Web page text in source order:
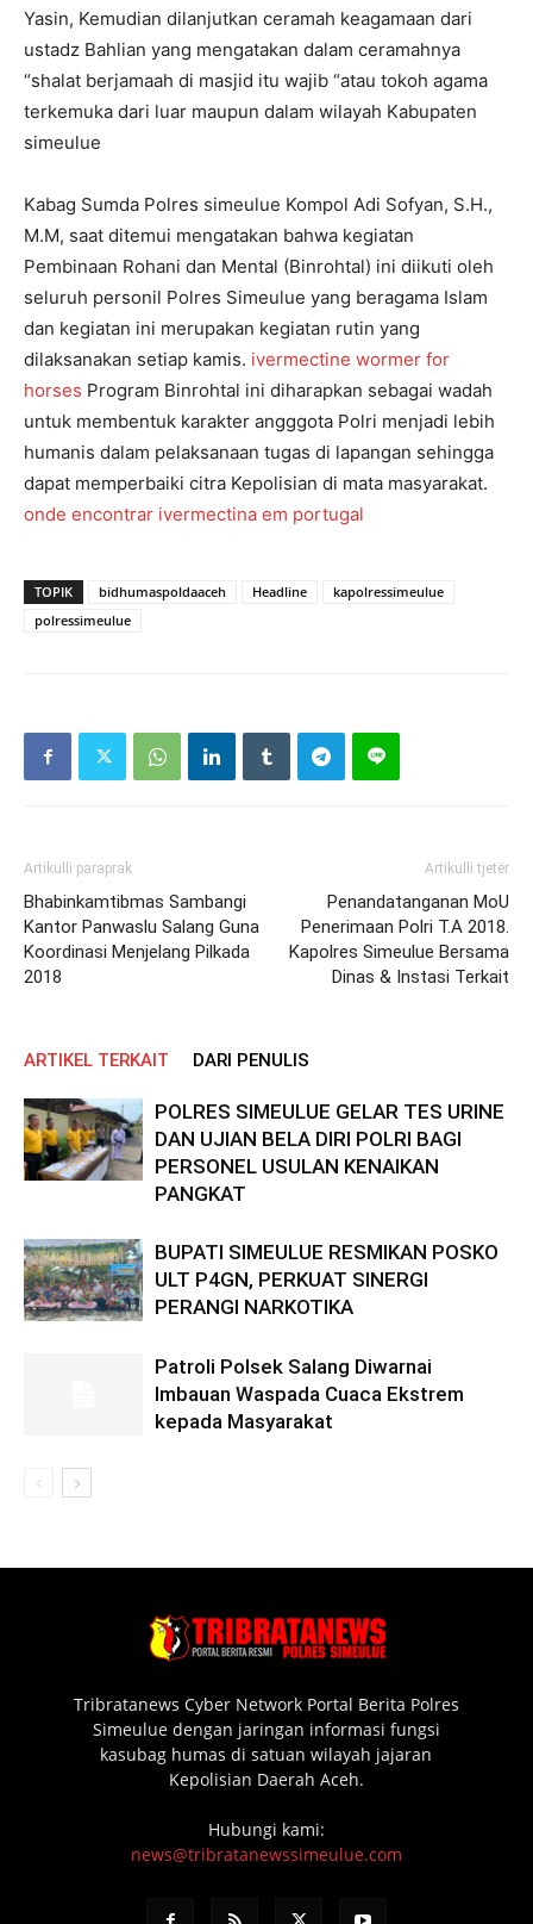
Yasin, Kemudian dilanjutkan ceramah keagamaan dari
ustadz Bahlian yang mengatakan dalam ceramahnya
“shalat berjamaah di masjid itu wajib “atau tokoh agama
terkemuka dari luar maupun dalam wilayah Kabupaten
simeulue
Kabag Sumda Polres simeulue Kompol Adi Sofyan, S.H.,
M.M, saat ditemui mengatakan bahwa kegiatan
Pembinaan Rohani dan Mental (Binrohtal) ini diikuti oleh
seluruh personil Polres Simeulue yang beragama Islam
dan kegiatan ini merupakan kegiatan rutin yang
dilaksanakan setiap kamis. ivermectine wormer for
horses Program Binrohtal ini diharapkan sebagai wadah
untuk membentuk karakter angggota Polri menjadi lebih
humanis dalam pelaksanaan tugas di lapangan sehingga
dapat memperbaiki citra Kepolisian di mata masyarakat.
onde encontrar ivermectina em portugal
TOPIK bidhumaspoldaaceh Headline
kapolressimeulue
polressimeulue
Artikulli paraprak
Bhabinkamtibmas Sambangi
Kantor Panwaslu Salang Guna
Koordinasi Menjelang Pilkada
2018
Artikulli tjetër
Penandatanganan MoU
Penerimaan Polri T.A 2018.
Kapolres Simeulue Bersama
Dinas & Instasi Terkait
ARTIKEL TERKAIT DARI PENULIS
POLRES SIMEULUE GELAR TES URINE
DAN UJIAN BELA DIRI POLRI BAGI
PERSONEL USULAN KENAIKAN
PANGKAT
BUPATI SIMEULUE RESMIKAN POSKO
ULT P4GN, PERKUAT SINERGI
PERANGI NARKOTIKA
Patroli Polsek Salang Diwarnai
Imbauan Waspada Cuaca Ekstrem
kepada Masyarakat
Tribratanews Cyber Network Portal Berita Polres
Simeulue dengan jaringan informasi fungsi
kasubag humas di satuan wilayah jajaran
Kepolisian Daerah Aceh.
Hubungi kami:
news@tribratanewssimeulue.com